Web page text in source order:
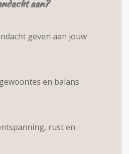
aan?
geven aan jouw
en balans
rust en